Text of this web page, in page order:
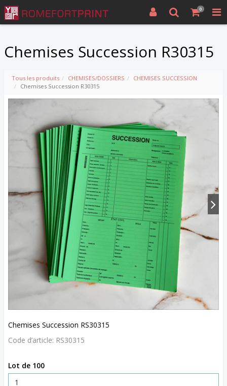
0
Chemises Succession R30315
Tous les produits CHEMISES/DOSSIERS
CHEMISES SUCCESSION
Chemises Succession R30315
Chemises Succession RS30315
Code d’article: RS30315
Lot de 100